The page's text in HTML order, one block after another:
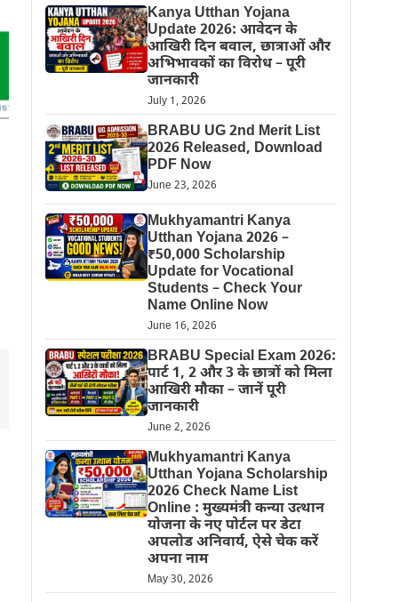
Kanya Utthan Yojana
Update 2026: आवेदन के
आखिरी दिन बवाल, छात्राओं और
अभिभावकों का विरोध – पूरी
जानकारी
July 1, 2026
BRABU UG 2nd Merit List
2026 Released, Download
PDF Now
June 23, 2026
Mukhyamantri Kanya
Utthan Yojana 2026 –
₹50,000 Scholarship
Update for Vocational
Students – Check Your
Name Online Now
June 16, 2026
BRABU Special Exam 2026:
पार्ट 1, 2 और 3 के छात्रों को मिला
आखिरी मौका – जानें पूरी
जानकारी
June 2, 2026
Mukhyamantri Kanya
Utthan Yojana Scholarship
2026 Check Name List
Online : मुख्यमंत्री कन्या उत्थान
योजना के नए पोर्टल पर डेटा
अपलोड अनिवार्य, ऐसे चेक करें
अपना नाम
May 30, 2026